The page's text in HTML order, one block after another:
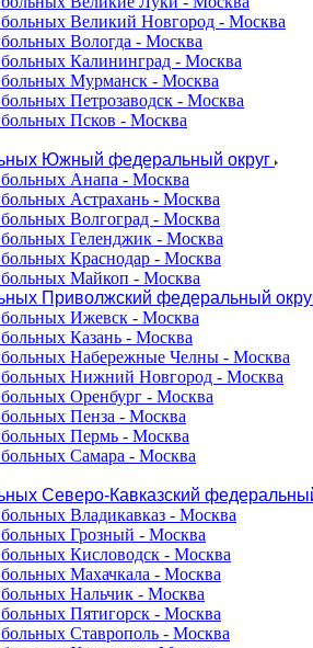
больных Великий Новгород - Москва
Вологда - Москва
больных Калининград - Москва
больных Мурманск - Москва
Петрозаводск - Москва
Псков - Москва
Южный федеральный округ
больных Анапа - Москва
Астрахань - Москва
Волгоград - Москва
Геленджик - Москва
Краснодар - Москва
больных Майкоп - Москва
Приволжский федеральный
больных Ижевск - Москва
Казань - Москва
больных Набережные Челны - Москва
больных Нижний Новгород - Москва
Оренбург - Москва
Пенза - Москва
больных Пермь - Москва
Самара - Москва
Северо-Кавказский
Владикавказ - Москва
больных Грозный - Москва
Кисловодск - Москва
Махачкала - Москва
Нальчик - Москва
Пятигорск - Москва
Ставрополь - Москва